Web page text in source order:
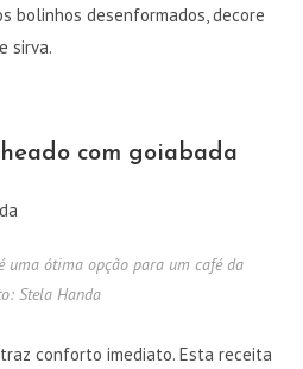
bolinhos desenformados, decore
sirva.
com goiabada
uma ótima opção para um café da
Stela Handa
conforto imediato. Esta receita